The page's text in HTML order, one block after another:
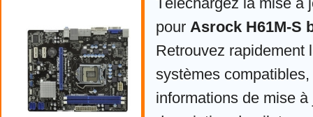
pour Asrock H61M-S
Retrouvez rapidement
systèmes compatibles,
informations de mise à